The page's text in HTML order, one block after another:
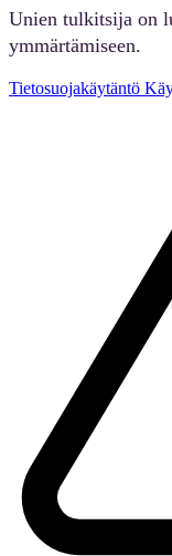
Unien tulkitsija on
ymmärtämiseen.
Tietosuojakäytäntö